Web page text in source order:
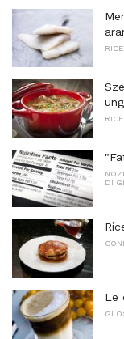
DI
Le